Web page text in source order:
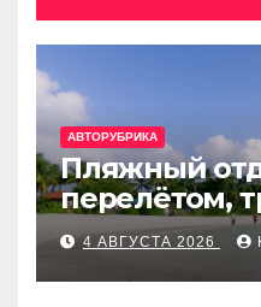
АВТОРУБРИКА
Пляжный
перелётом,
отелем на
Турции,
и Европе
4 АВГУСТА 2026